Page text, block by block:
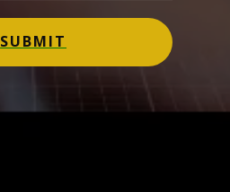
SUBMIT